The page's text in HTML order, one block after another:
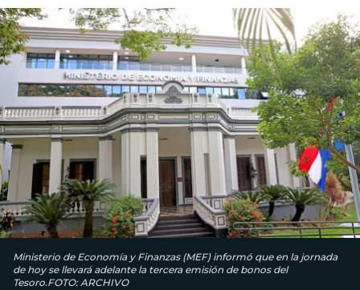
Ministerio de Economía y Finanzas (MEF) informó que en la jornada
de hoy se llevará adelante la tercera emisión de bonos del
Tesoro.FOTO: ARCHIVO